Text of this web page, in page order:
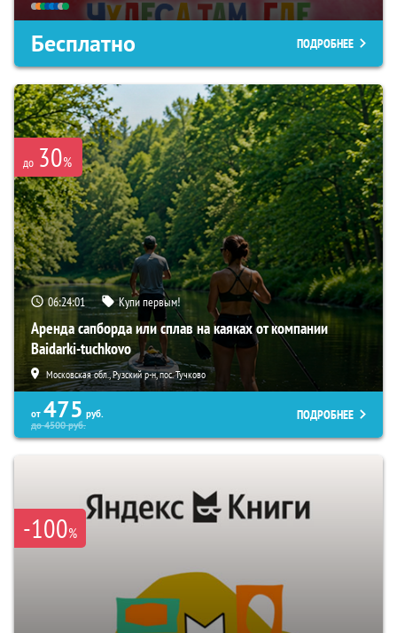
Бесплатно ПОДРОБНЕЕ
до 30%
06:24:00 Купи первым!
Аренда сапборда или сплав на каяках от компании
Baidarki-tuchkovo
Московская обл., Рузский р-н, пос. Тучково
от 475 руб.
до4500руб.
ПОДРОБНЕЕ
-100%